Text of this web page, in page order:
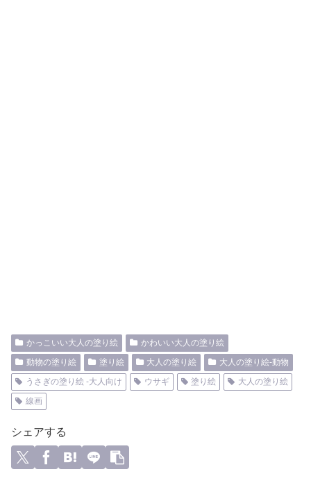
かっこいい大人の塗り絵
かわいい大人の塗り絵
動物の塗り絵
塗り絵 大人の塗り絵
大人の塗り絵-動物
うさぎの塗り絵 -大人向け
ウサギ 塗り絵
大人の塗り絵
線画
シェアする